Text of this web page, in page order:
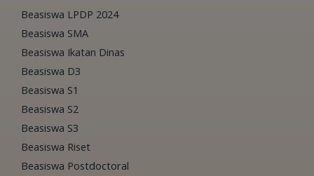
Beasiswa LPDP 2024
Beasiswa SMA
Beasiswa Ikatan Dinas
Beasiswa D3
Beasiswa S1
Beasiswa S2
Beasiswa S3
Beasiswa Riset
Beasiswa Postdoctoral